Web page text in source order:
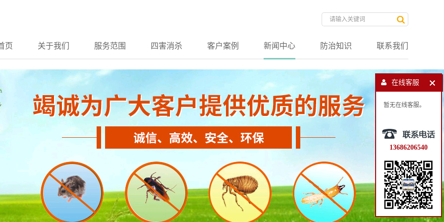
页 关于我们 服务范围 四害消杀 客户案例 新闻中心 防治知识 联系我们
在线客服
暂无在线客服。
13686206540